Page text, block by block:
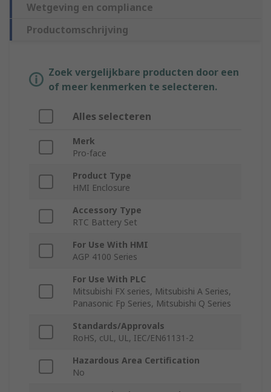
Wetgeving en compliance
Productomschrijving
Zoek vergelijkbare producten door een
of meer kenmerken te selecteren.
Alles selecteren
Merk
Pro-face
Product Type
HMI Enclosure
Accessory Type
RTC Battery Set
For Use With HMI
AGP 4100 Series
For Use With PLC
Mitsubishi FX series, Mitsubishi A Series,
Panasonic Fp Series, Mitsubishi Q Series
Standards/Approvals
RoHS, cUL, UL, IEC/EN61131-2
Hazardous Area Certification
No